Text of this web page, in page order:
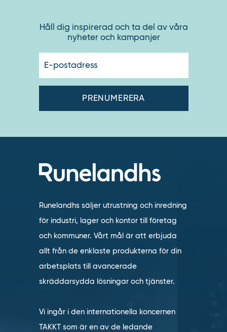
Håll dig inspirerad och ta del av våra
nyheter och kampanjer
Runelandhs säljer utrustning och inredning
för industri, lager och kontor till företag
och kommuner. Vårt mål är att erbjuda
allt från de enklaste produkterna för din
arbetsplats till avancerade
skräddarsydda lösningar och tjänster.
Vi ingår i den internationella koncernen
TAKKT som är en av de ledande